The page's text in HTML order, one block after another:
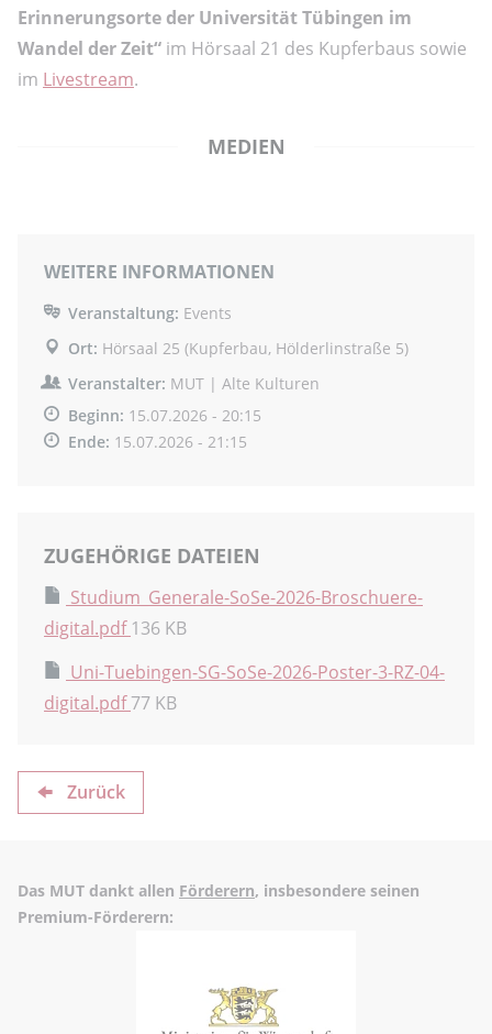
Erinnerungsorte der Universität Tübingen im
Wandel der Zeit“ im Hörsaal 21 des Kupferbaus sowie
im Livestream.
MEDIEN
WEITERE INFORMATIONEN
Veranstaltung: Events
Ort: Hörsaal 25 (Kupferbau, Hölderlinstraße 5)
Veranstalter: MUT | Alte Kulturen
Beginn: 15.07.2026 - 20:15
Ende: 15.07.2026 - 21:15
ZUGEHÖRIGE DATEIEN
Studium_Generale-SoSe-2026-Broschuere-
digital.pdf 136 KB
Uni-Tuebingen-SG-SoSe-2026-Poster-3-RZ-04-
digital.pdf77 KB
Zurück
Das MUT dankt allen Förderern, insbesondere seinen
Premium-Förderern: